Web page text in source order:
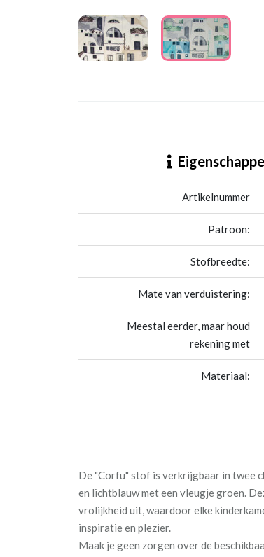
Artikelnummer
Patroon:
Stofbreedte:
Mate van verduistering:
Meestal eerder, maar houd
rekening met
Materiaal:
De "Corfu" stof is verkrijgbaar in twee
en lichtblauw met een vleugje groen.
vrolijkheid uit, waardoor elke
inspiratie en plezier.
Maak je geen zorgen over de